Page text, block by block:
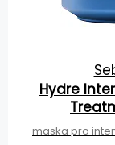
Hydre
maska pro